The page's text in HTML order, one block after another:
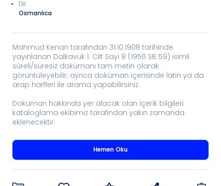
Dil:
Osmanlıca
Mahmud Kenan tarafından 31.10.1908 tarihinde
yayınlanan Dalkavuk 1. Cilt Sayı 8 (1956 SB 59) isimli
süreli/süresiz dokümanı tam metin olarak
görüntüleyebilir; ayrıca doküman içerisinde latin ya da
arap harfleri ile arama yapabilirsiniz.
Doküman hakkında yer alacak olan içerik bilgileri
kataloglama ekibimiz tarafından yakın zamanda
eklenecektir.
Hemen Oku